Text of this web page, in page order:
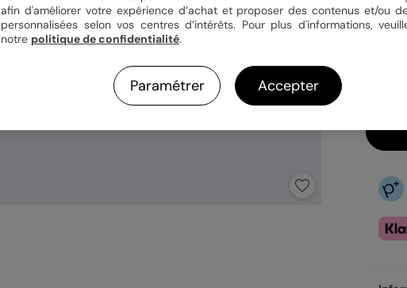
afin d'améliorer votre expérience d’achat et proposer des contenus et/ou
personnalisées selon vos centres d’intérêts. Pour plus d'informations,
notre politique de confidentialité.
Paramétrer Accepter